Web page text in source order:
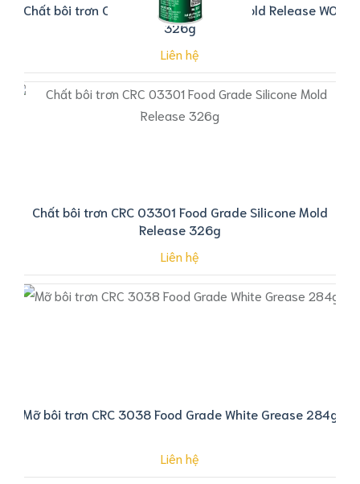
Chất bôi trơn CRC 03311 Food Grade Mold Release WO
326g
Liên hệ
Chất bôi trơn CRC 03301 Food Grade Silicone Mold
Release 326g
Liên hệ
Mỡ bôi trơn CRC 3038 Food Grade White Grease 284g
Liên hệ